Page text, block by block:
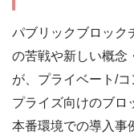
パブリックブロック
の苦戦や新しい概念
が、プライベート/
プライズ向けのブロ
本番環境での導入事